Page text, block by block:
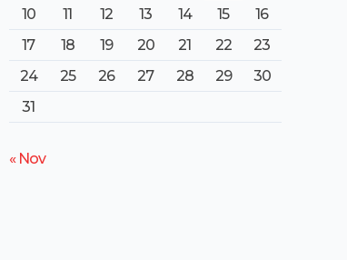
10
11 12 13 14 15
16
17
18 19 20 21 22
23
24
25 26 27 28 29
30
31
« Nov